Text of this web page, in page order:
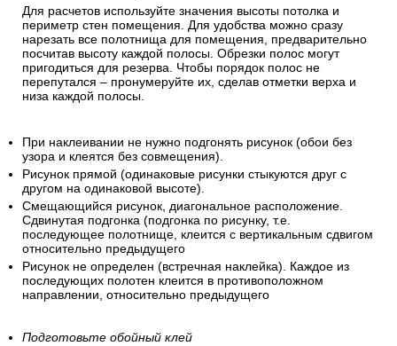
Для расчетов используйте значения высоты потолка и
периметр стен помещения. Для удобства можно сразу
нарезать все полотнища для помещения, предварительно
посчитав высоту каждой полосы. Обрезки полос могут
пригодиться для резерва. Чтобы порядок полос не
перепутался – пронумеруйте их, сделав отметки верха и
низа каждой полосы.
При наклеивании не нужно подгонять рисунок (обои без
узора и клеятся без совмещения).
Рисунок прямой (одинаковые рисунки стыкуются друг с
другом на одинаковой высоте).
Смещающийся рисунок, диагональное расположение.
Сдвинутая подгонка (подгонка по рисунку, т.е.
последующее полотнище, клеится с вертикальным сдвигом
относительно предыдущего
Рисунок не определен (встречная наклейка). Каждое из
последующих полотен клеится в противоположном
направлении, относительно предыдущего
Подготовьте обойный клей